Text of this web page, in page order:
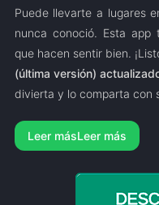
Puede llevarte a lugares
nunca conoció. Esta
que hacen sentir bien.
(última versión)
divierta y lo comparta con
Leer más